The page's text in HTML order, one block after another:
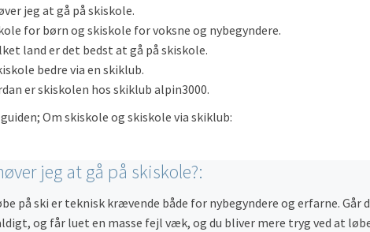
jeg at gå på skiskole.
for børn og skiskole for voksne og nybegyndere.
land er det bedst at gå på skiskole.
bedre via en skiklub.
er skiskolen hos skiklub alpin3000.
Om skiskole og skiskole via skiklub:
jeg at gå på skiskole?:
på ski er teknisk krævende både for nybegyndere og erfarne. Går
og får luet en masse fejl væk, og du bliver mere tryg ved at